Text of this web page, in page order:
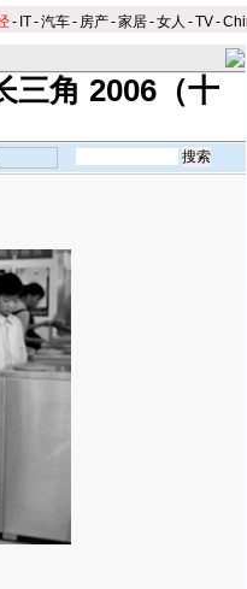
- IT-汽车- 房产-家居-女人 -TV-
三角 2006（十